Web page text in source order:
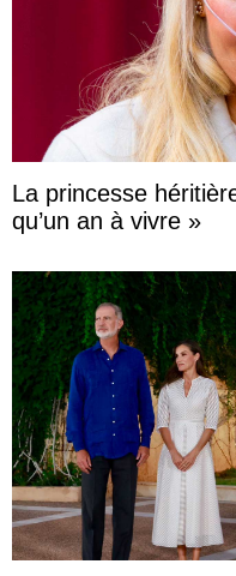
La princesse
qu’un an à vivre »